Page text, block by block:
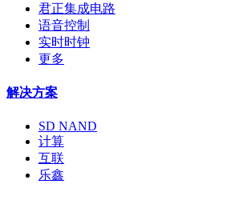
君正集成电路
语音控制
实时时钟
更多
解决方案
SD NAND
计算
互联
乐鑫